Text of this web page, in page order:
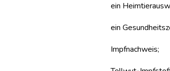
ein
ein
Impfnachweis;